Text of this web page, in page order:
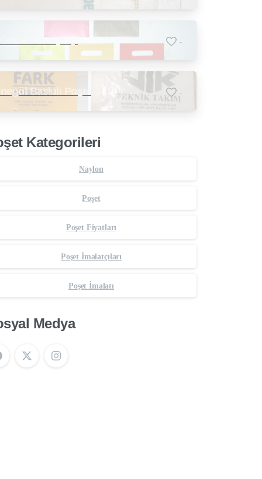
Poşetçi -
Baskılı Poşet -
Kategorileri
Naylon
Poşet
Poşet Fiyatları
Poşet İmalatçıları
Poşet İmalatı
Medya